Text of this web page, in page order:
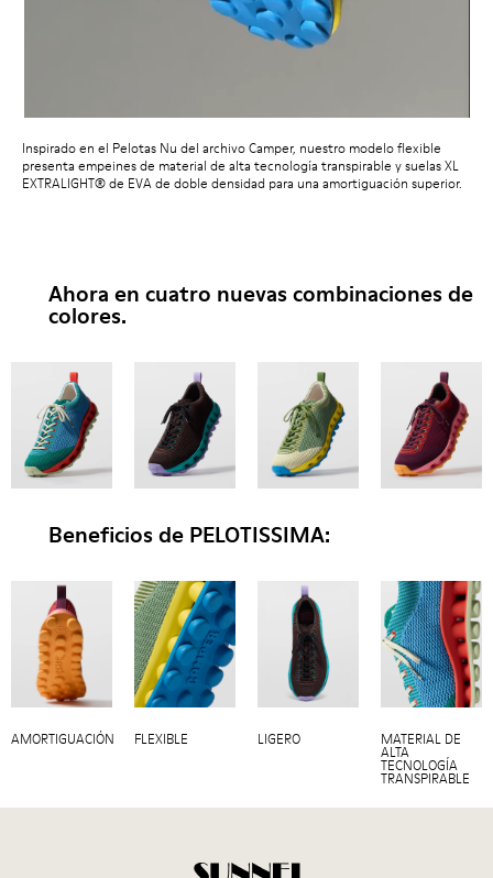
Inspirado en el Pelotas Nu del archivo Camper, nuestro modelo flexible
presenta empeines de material de alta tecnología transpirable y suelas XL
EXTRALIGHT® de EVA de doble densidad para una amortiguación superior.
Ahora en cuatro nuevas combinaciones de
colores.
Beneficios de PELOTISSIMA:
AMORTIGUACIÓN FLEXIBLE LIGERO MATERIAL DE
ALTA
TECNOLOGÍA
TRANSPIRABLE